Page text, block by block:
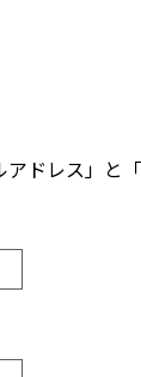
ドレス」と